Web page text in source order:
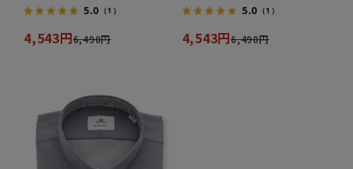
5.0 （1）
4,543円6,490円
5.0 （1）
4,543円6,490円